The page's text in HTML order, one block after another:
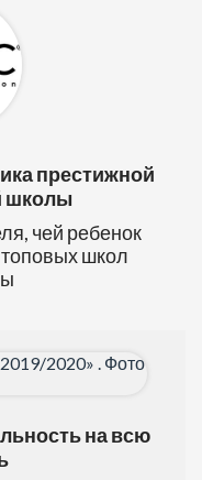
престижной
школы
чей ребенок
топовых школ
на всю